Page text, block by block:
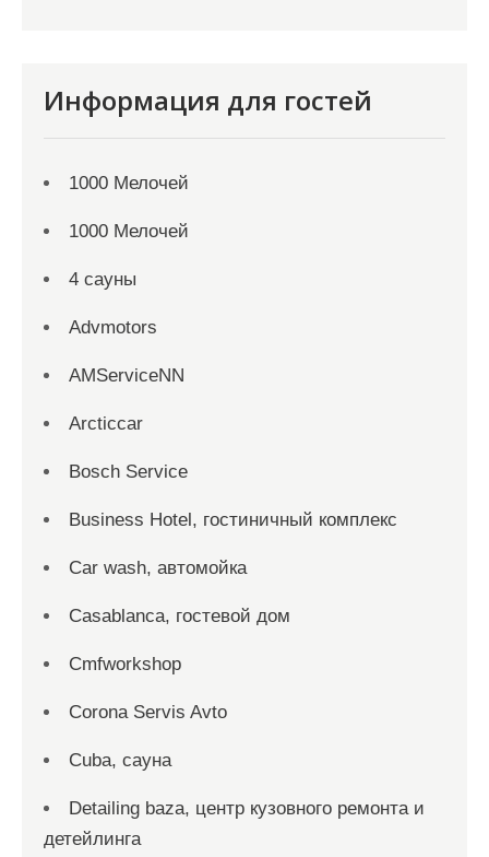
Информация для гостей
1000 Мелочей
1000 Мелочей
4 сауны
Advmotors
AMServiceNN
Arcticcar
Bosch Service
Business Hotel, гостиничный комплекс
Car wash, автомойка
Casablanca, гостевой дом
Cmfworkshop
Corona Servis Avto
Cuba, сауна
Detailing baza, центр кузовного ремонта и
детейлинга